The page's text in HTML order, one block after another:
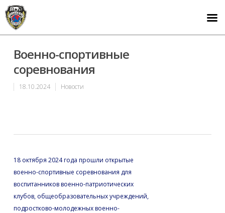
Военно-спортивные
соревнования
18.10.2024 Новости
18 октября 2024 года прошли открытые
военно-спортивные соревнования для
воспитанников военно-патриотических
клубов, общеобразовательных учреждений,
подростково-молодежных военно-